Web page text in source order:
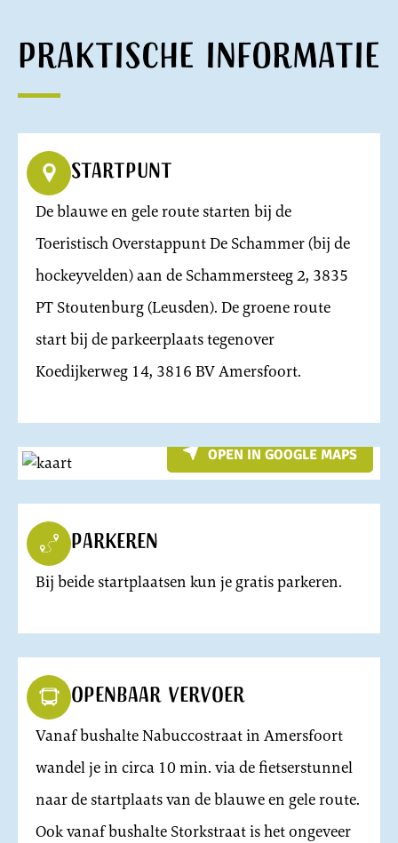
Praktische informatie
Startpunt
De blauwe en gele route starten bij de
Toeristisch Overstappunt De Schammer (bij de
hockeyvelden) aan de Schammersteeg 2, 3835
PT Stoutenburg (Leusden). De groene route
start bij de parkeerplaats tegenover
Koedijkerweg 14, 3816 BV Amersfoort.
OPEN IN GOOGLE MAPS
Parkeren
Bij beide startplaatsen kun je gratis parkeren.
Openbaar vervoer
Vanaf bushalte Nabuccostraat in Amersfoort
wandel je in circa 10 min. via de fietserstunnel
naar de startplaats van de blauwe en gele route.
Ook vanaf bushalte Storkstraat is het ongeveer